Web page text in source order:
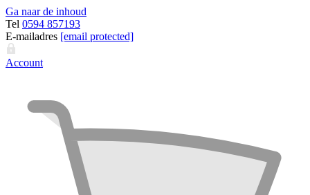
Ga naar de inhoud
Tel 0594 857193
E-mailadres [email protected]
Account